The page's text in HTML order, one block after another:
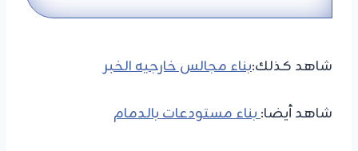
شاهد كذلك:بناء مجالس خارجيه الخبر
شاهد أيضا:بناء مستودعات بالدمام